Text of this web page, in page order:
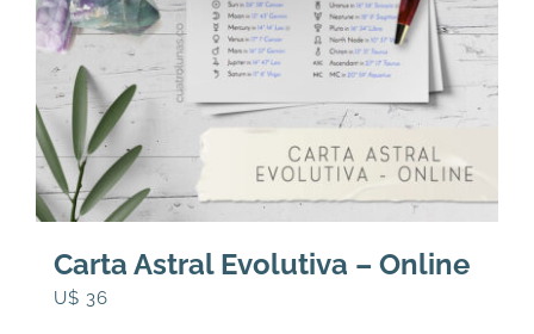
CONTACTO
Carrito
Carta Astral Evolutiva – Online
U$ 36